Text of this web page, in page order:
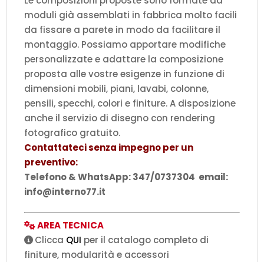
moduli già assemblati in fabbrica molto facili
da fissare a parete in modo da facilitare il
montaggio. Possiamo apportare modifiche
personalizzate e adattare la composizione
proposta alle vostre esigenze in funzione di
dimensioni mobili, piani, lavabi, colonne,
pensili, specchi, colori e finiture. A disposizione
anche il servizio di disegno con rendering
fotografico gratuito.
Contattateci senza impegno per un
preventivo:
Telefono & WhatsApp: 347/0737304 email:
info@interno77.it
AREA TECNICA
Clicca QUI per il catalogo completo di
finiture, modularità e accessori